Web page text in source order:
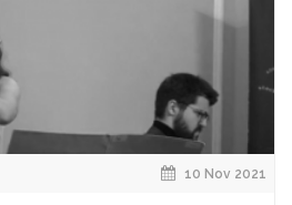
10 Nov 2021